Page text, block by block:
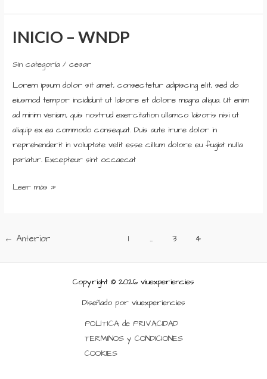
INICIO – WNDP
Sin categoría /cesar
Lorem ipsum dolor sit amet, consectetur adipiscing elit, sed do
eiusmod tempor incididunt ut labore et dolore magna aliqua. Ut enim
ad minim veniam, quis nostrud exercitation ullamco laboris nisi ut
aliquip ex ea commodo consequat. Duis aute irure dolor in
reprehenderit in voluptate velit esse cillum dolore eu fugiat nulla
pariatur. Excepteur sint occaecat
INICIO
WNDP
Leer más »
← Anterior 1 … 3 4
Copyright © 2026 viuexperiencies
Diseñado por viuexperiencies
POLÍTICA de PRIVACIDAD
TERMINOS y CONDICIONES
COOKIES